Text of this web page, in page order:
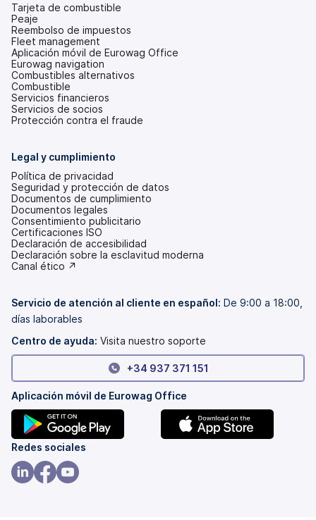
Tarjeta de combustible
Peaje
Reembolso de impuestos
Fleet management
Aplicación móvil de Eurowag Office
Eurowag navigation
Combustibles alternativos
Combustible
Servicios financieros
Servicios de socios
Protección contra el fraude
Legal y cumplimiento
Política de privacidad
Seguridad y protección de datos
Documentos de cumplimiento
Documentos legales
Consentimiento publicitario
Certificaciones ISO
Declaración de accesibilidad
(se
abre
pestaña
Declaración sobre la esclavitud moderna
(se
una
nueva)
Canal ético ↗
Servicio de atención al cliente en español: De 9:00 a 18:00,
días laborables
Centro de ayuda: Visita nuestro soporte
+34 937 371 151
Aplicación móvil de Eurowag Office
(se
abre
en
Redes sociales